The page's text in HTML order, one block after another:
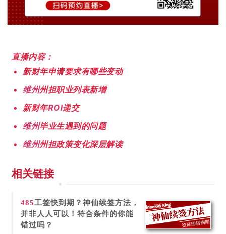
直播内容：
新财年申请要求有哪些变动
维州州担职业列表新增
新财年ROI递交
维州毕业生遇到的问题
维州州担政策变化深层解读
相关链接
485工签快到期？神仙续签方法，
并非人人可以！符合条件的你能
错过吗？